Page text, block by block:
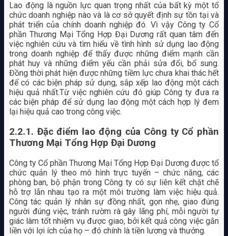
Lao động là nguồn lực quan trọng nhất của bất kỳ một tổ
chức doanh nghiệp nào và là cơ sở quyết định sự tồn tại và
phát triển của chính doanh nghiệp đó. Vì vậy Công ty Cổ
phần Thương Mại Tổng Hợp Đại Dương rất quan tâm đến
việc nghiên cứu và tìm hiểu về tình hình sử dụng lao động
trong doanh nghiệp để thấy được những điểm mạnh cần
phát huy và những điểm yếu cần phải sửa đổi, bổ sung.
Đồng thời phát hiện được những tiềm lực chưa khai thác hết
để có các biện pháp sử dụng, sắp xếp lao động một cách
hiệu quả nhất.Từ việc nghiên cứu đó giúp Công ty đưa ra
các biện pháp để sử dụng lao động một cách hợp lý đem
lại hiệu quả cao trong công việc.
2.2.1. Đặc điểm lao động của Công ty Cổ phần
Thương Mại Tổng Hợp Đại Dương
Công ty Cổ phần Thương Mại Tổng Hợp Đại Dương được tổ
chức quản lý theo mô hình trực tuyến – chức năng, các
phòng ban, bộ phận trong Công ty có sự liên kết chặt chẽ
hỗ trợ lẫn nhau tạo ra một môi trường làm việc hiệu quả.
Công tác quản lý nhân sự đồng nhất, gọn nhẹ, giao đúng
người đúng việc, tránh rườm rà gây lãng phí, mỗi người tự
giác làm tốt nhiệm vụ được giao, bởi kết quả công việc gắn
liền với lợi ích của họ – đó chính là tiền lương và thưởng.